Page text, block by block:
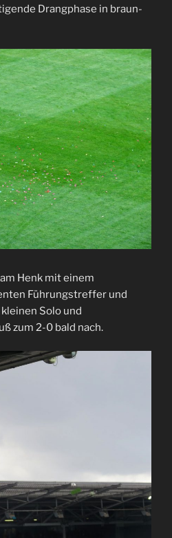
Drangphase in braun-
Henk mit einem
Führungstreffer und
Solo und
zum 2-0 bald nach.